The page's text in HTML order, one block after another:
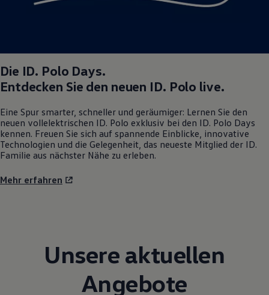
Die ID. Polo Days.
Entdecken Sie den neuen ID. Polo live.
Eine Spur smarter, schneller und geräumiger: Lernen Sie den
neuen vollelektrischen ID. Polo exklusiv bei den ID. Polo Days
kennen. Freuen Sie sich auf spannende Einblicke, innovative
Technologien und die Gelegenheit, das neueste Mitglied der ID.
Familie aus nächster Nähe zu erleben.
Mehr erfahren
Unsere aktuellen
Angebote